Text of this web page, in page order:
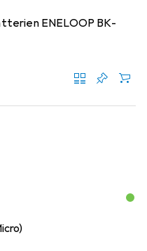
ENELOOP BK-